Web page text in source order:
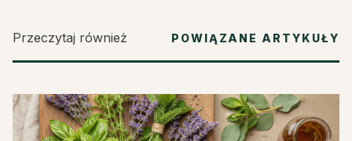
Przeczytaj również POWIĄZANE ARTYKUŁY